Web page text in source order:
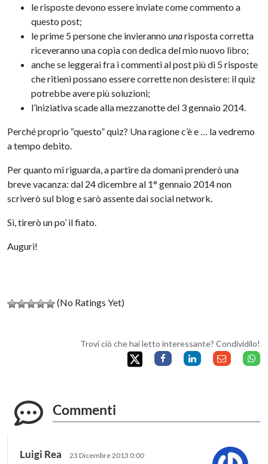
le risposte devono essere inviate come commento a
questo post;
le prime 5 persone che invierannounarisposta corretta
riceveranno una copia con dedica del mio nuovo libro;
anche se leggerai fra i commenti al post più di 5 risposte
che ritieni possano essere corrette non desistere: il quiz
potrebbe avere più soluzioni;
l’iniziativa scade alla mezzanotte del 3 gennaio 2014.
Perché proprio “questo” quiz? Una ragione c’è e … la vedremo
a tempo debito.
Per quanto mi riguarda, a partire da domani prenderò una
breve vacanza: dal 24 dicembre al 1° gennaio 2014 non
scriverò sul blog e sarò assente dai social network.
Sì, tirerò un po’ il fiato.
Auguri!
(No Ratings Yet)
Trovi ciò che hai letto interessante? Condividilo!
Commenti
Luigi Rea 23 Dicembre 2013 0:00